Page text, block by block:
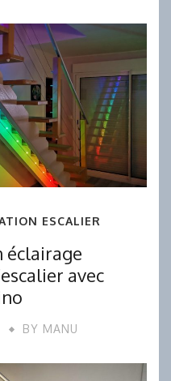
ESCALIER
éclairage
avec
BY MANU